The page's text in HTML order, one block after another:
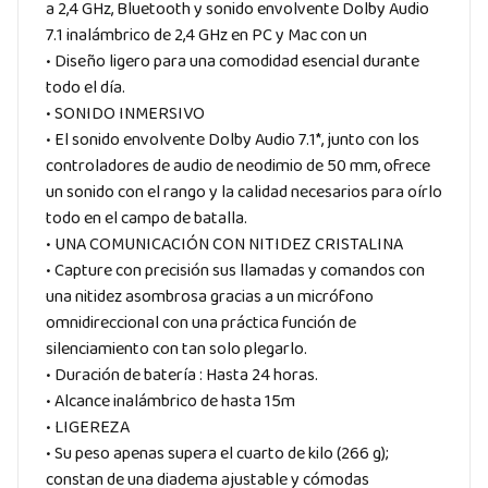
a 2,4 GHz, Bluetooth y sonido envolvente Dolby Audio
7.1 inalámbrico de 2,4 GHz en PC y Mac con un
• Diseño ligero para una comodidad esencial durante
todo el día.
• SONIDO INMERSIVO
• El sonido envolvente Dolby Audio 7.1*, junto con los
controladores de audio de neodimio de 50 mm, ofrece
un sonido con el rango y la calidad necesarios para oírlo
todo en el campo de batalla.
• UNA COMUNICACIÓN CON NITIDEZ CRISTALINA
• Capture con precisión sus llamadas y comandos con
una nitidez asombrosa gracias a un micrófono
omnidireccional con una práctica función de
silenciamiento con tan solo plegarlo.
• Duración de batería : Hasta 24 horas.
• Alcance inalámbrico de hasta 15m
• LIGEREZA
• Su peso apenas supera el cuarto de kilo (266 g);
constan de una diadema ajustable y cómodas